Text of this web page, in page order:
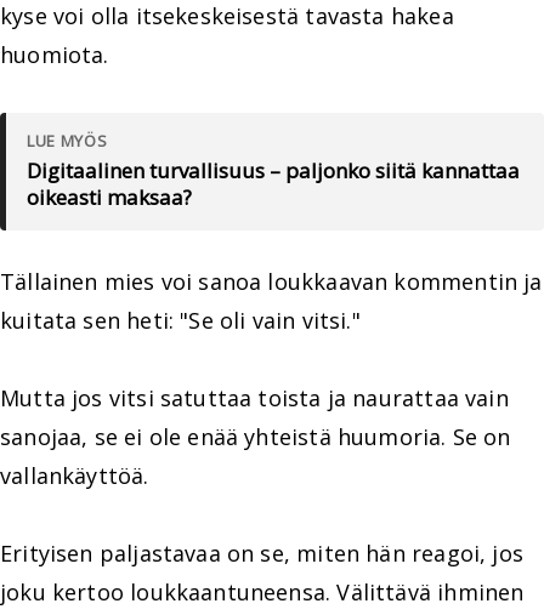
kyse voi olla itsekeskeisestä tavasta hakea
huomiota.
LUE MYÖS
Digitaalinen turvallisuus – paljonko siitä kannattaa
oikeasti maksaa?
Tällainen mies voi sanoa loukkaavan kommentin ja
kuitata sen heti: "Se oli vain vitsi."
Mutta jos vitsi satuttaa toista ja naurattaa vain
sanojaa, se ei ole enää yhteistä huumoria. Se on
vallankäyttöä.
Erityisen paljastavaa on se, miten hän reagoi, jos
joku kertoo loukkaantuneensa. Välittävä ihminen